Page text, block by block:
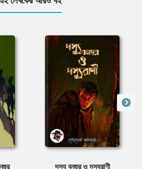
দস্যু বনহুর ও দস্যুরাণী